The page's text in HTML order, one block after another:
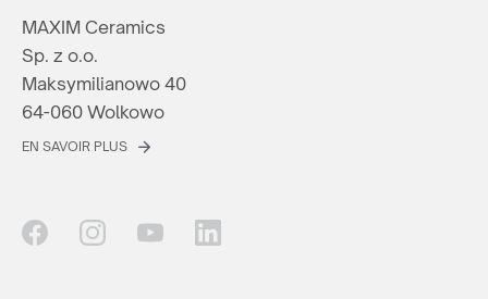
MAXIM Ceramics
Sp. z o.o.
Maksymilianowo 40
64-060 Wolkowo
EN SAVOIR PLUS